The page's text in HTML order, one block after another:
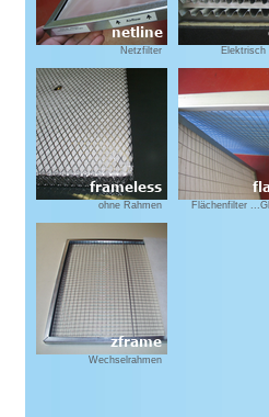
Netzfilter Elektrisch
ohne Rahmen Flächenfilter
Wechselrahmen